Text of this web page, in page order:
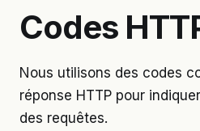
Codes
Nous utilisons des codes
réponse HTTP pour
des requêtes.